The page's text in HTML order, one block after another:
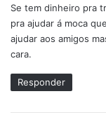
s
e
:
Se tem dinheiro pra
pra ajudar á moca
ajudar aos amigos
cara.
Responder